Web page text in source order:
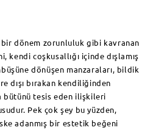
bir dönem zorunluluk gibi kavranan
coşkusallığı içinde dışlamış
dönüşen manzaraları, bildik
dışı bırakan kendiliğinden
bütünü tesis eden ilişkileri
Pek çok şey bu yüzden,
adanmış bir estetik beğeni